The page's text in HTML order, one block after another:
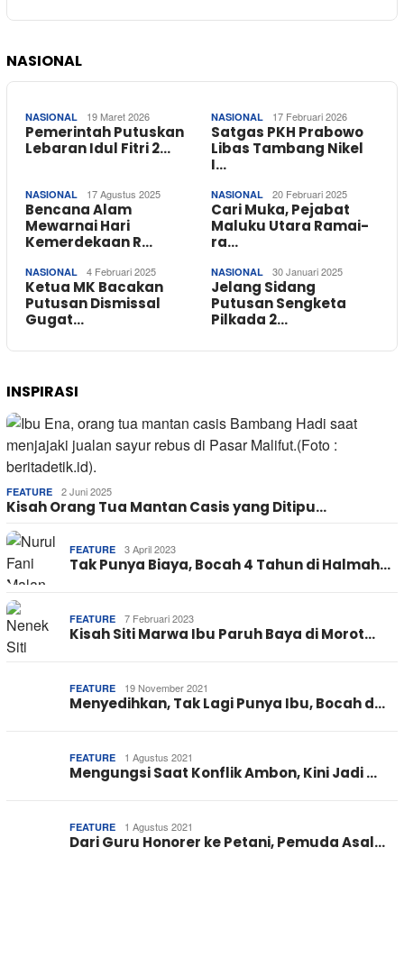
NASIONAL
NASIONAL 19 Maret 2026
Pemerintah Putuskan
Lebaran Idul Fitri 2…
NASIONAL 17 Februari 2026
Satgas PKH Prabowo
Libas Tambang Nikel
I…
NASIONAL 17 Agustus 2025
Bencana Alam
Mewarnai Hari
Kemerdekaan R…
NASIONAL 20 Februari 2025
Cari Muka, Pejabat
Maluku Utara Ramai-
ra…
NASIONAL 4 Februari 2025
Ketua MK Bacakan
Putusan Dismissal
Gugat…
NASIONAL 30 Januari 2025
Jelang Sidang
Putusan Sengketa
Pilkada 2…
INSPIRASI
FEATURE 2 Juni 2025
Kisah Orang Tua Mantan Casis yang Ditipu…
FEATURE 3 April 2023
Tak Punya Biaya, Bocah 4 Tahun di Halmah…
FEATURE 7 Februari 2023
Kisah Siti Marwa Ibu Paruh Baya di Morot…
FEATURE 19 November 2021
Menyedihkan, Tak Lagi Punya Ibu, Bocah d…
FEATURE 1 Agustus 2021
Mengungsi Saat Konflik Ambon, Kini Jadi …
FEATURE 1 Agustus 2021
Dari Guru Honorer ke Petani, Pemuda Asal…